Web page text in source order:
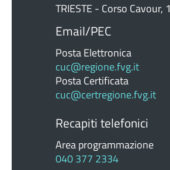
TRIESTE - Corso Cavour, 1
Email/PEC
Posta Elettronica
cuc@regione.fvg.it
Posta Certificata
cuc@certregione.fvg.it
Recapiti telefonici
Area programmazione
040 377 2334